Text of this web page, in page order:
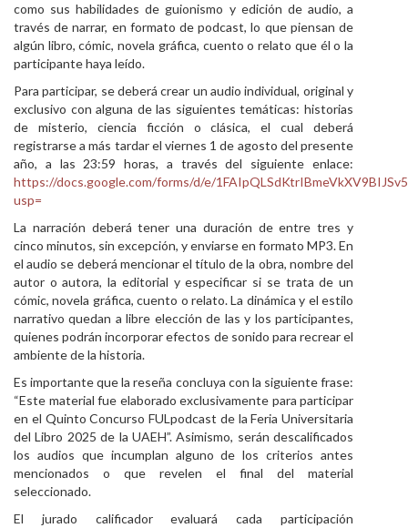
como sus habilidades de guionismo y edición de audio, a
través de narrar, en formato de podcast, lo que piensan de
algún libro, cómic, novela gráfica, cuento o relato que él o la
participante haya leído.
Para participar, se deberá crear un audio individual, original y
exclusivo con alguna de las siguientes temáticas: historias
de misterio, ciencia ficción o clásica, el cual deberá
registrarse a más tardar el viernes 1 de agosto del presente
año, a las 23:59 horas, a través del siguiente enlace:
https://docs.google.com/forms/d/e/
usp=
La narración deberá tener una duración de entre tres y
cinco minutos, sin excepción, y enviarse en formato MP3. En
el audio se deberá mencionar el título de la obra, nombre del
autor o autora, la editorial y especificar si se trata de un
cómic, novela gráfica, cuento o relato. La dinámica y el estilo
narrativo quedan a libre elección de las y los participantes,
quienes podrán incorporar efectos de sonido para recrear el
ambiente de la historia.
Es importante que la reseña concluya con la siguiente frase:
“Este material fue elaborado exclusivamente para participar
en el Quinto Concurso FULpodcast de la Feria Universitaria
del Libro 2025 de la UAEH”. Asimismo, serán descalificados
los audios que incumplan alguno de los criterios antes
mencionados o que revelen el final del material
seleccionado.
El jurado calificador evaluará cada participación